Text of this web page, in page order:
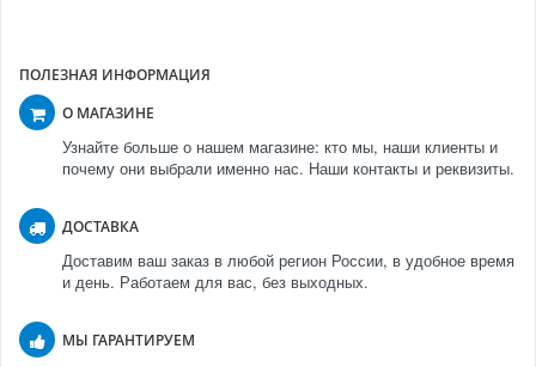
ПОЛЕЗНАЯ ИНФОРМАЦИЯ
О МАГАЗИНЕ
Узнайте больше о нашем магазине: кто мы, наши клиенты и
почему они выбрали именно нас. Наши контакты и реквизиты.
ДОСТАВКА
Доставим ваш заказ в любой регион России, в удобное время
и день. Работаем для вас, без выходных.
МЫ ГАРАНТИРУЕМ